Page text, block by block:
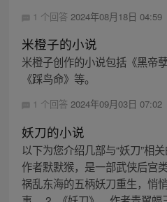
1 个回答 2024年08月18日 04:59
米橙子的小说
米橙子创作的小说包括《黑帝
《踩鸟命》等。
1 个回答 2024年09月03日 07:02
妖刀的小说
以下为您介绍几部与“妖刀”相
作者默默猴，是一部武侠后宫
祸乱东海的五柄妖刀重生，悄